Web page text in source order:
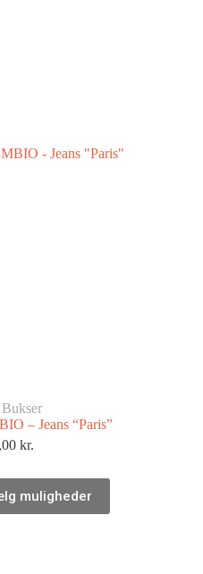
Bukser
– Jeans “Paris”
kr.
muligheder